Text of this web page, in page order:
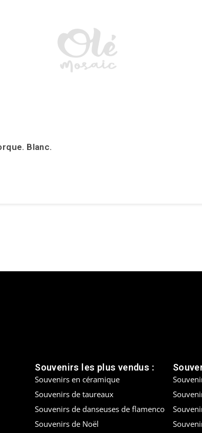
Blanc.
Souvenirs les plus vendus :
Souvenirs en céramique
Souvenirs de taureaux
Souvenirs de danseuses de flamenco
Souvenirs de Noël